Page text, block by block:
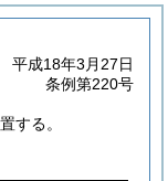
平成18年3月27日
条例第220号
する。